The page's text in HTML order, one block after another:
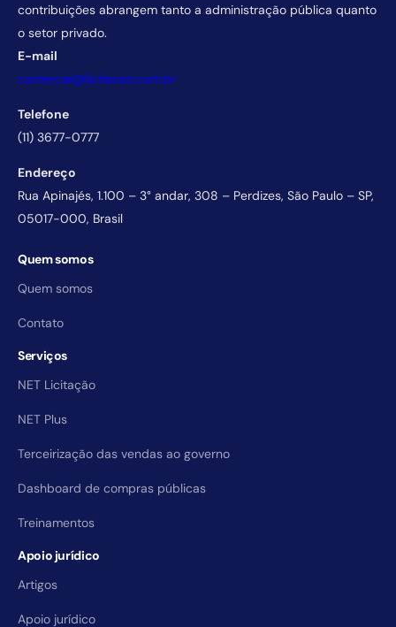
contribuições abrangem tanto a administração pública quanto
o setor privado.
E-mail
comercial@licitacao.com.br
Telefone
(11) 3677-0777
Endereço
Rua Apinajés, 1.100 – 3° andar, 308 – Perdizes, São Paulo – SP,
05017-000, Brasil
Quem somos
Quem somos
Contato
Serviços
NET Licitação
NET Plus
Terceirização das vendas ao governo
Dashboard de compras públicas
Treinamentos
Apoio jurídico
Artigos
Apoio jurídico